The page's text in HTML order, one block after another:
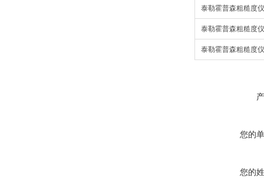
泰勒霍普森粗糙度
泰勒霍普森粗糙度
泰勒霍普森粗糙度
您的
您的